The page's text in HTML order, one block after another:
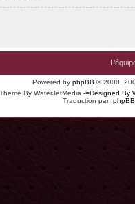
Powered by phpBB © 2000,
Theme By WaterJetMedia -=Designed By
Traduction par: